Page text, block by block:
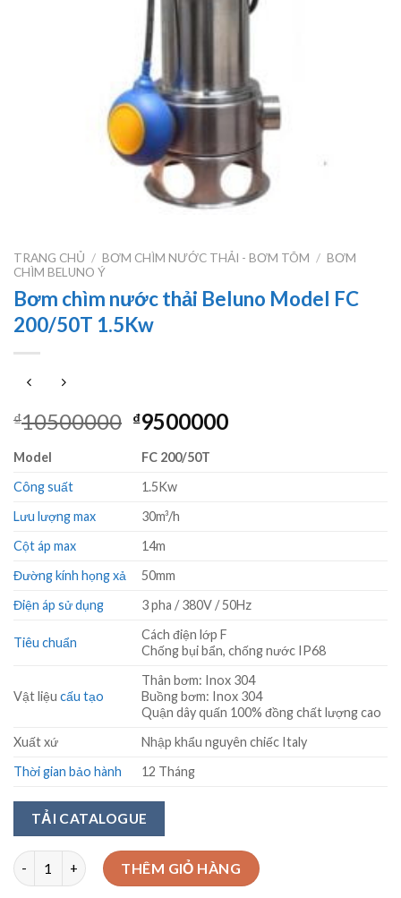
TRANG CHỦ / BƠM CHÌM NƯỚC THẢI - BƠM TÕM / BƠM
CHÌM BELUNO Ý
Bơm chìm nước thải Beluno Model FC
200/50T 1.5Kw
₫10500000 Giá
là:
₫10500000.
₫9500000Giá
Model
FC 200/50T
Công suất
1.5Kw
Lưu lượng max
30m³/h
Cột áp max
14m
Đường kính họng xả
50mm
Điện áp sử dụng
3 pha / 380V / 50Hz
Tiêu chuẩn
Cách điện lớp F
Chống bụi bẩn, chống nước IP68
Vật liệu cấu tạo
Thân bơm: Inox 304
Buồng bơm: Inox 304
Quận dây quấn 100% đồng chất lượng cao
Xuất xứ
Nhập khẩu nguyên chiếc Italy
Thời gian bảo hành
12 Tháng
TẢI CATALOGUE
Bơm chìm nước thải Beluno Model FC 200/50T 1.5Kw số lượng
THÊM GIỎ HÀNG